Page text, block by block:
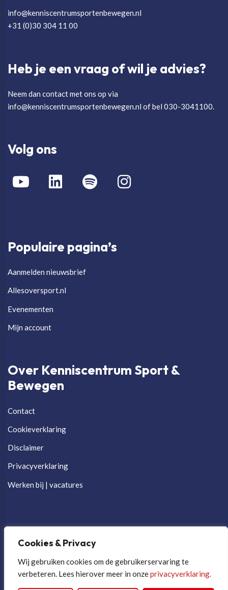
Cookies & Privacy
Wij gebruiken cookies om de gebruikerservaring te
verbeteren. Lees hierover meer in onzeprivacyverklaring.
info@kenniscentrumsportenbewegen.nl
+31 (0)30 304 11 00
Heb je een vraag of wil je advies?
Neem dan contact met ons op via
info@kenniscentrumsportenbewegen.nl of bel 030-3041100.
Volg ons
Populaire pagina’s
Aanmelden nieuwsbrief
Allesoversport.nl
Evenementen
Mijn account
Over Kenniscentrum Sport &
Bewegen
Contact
Cookieverklaring
Disclaimer
Privacyverklaring
Werken bij | vacatures
Cookievoorkeuren aanpassen